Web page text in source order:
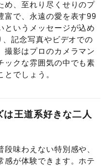
め、至れり尽くせりのプ
富で、永遠の愛を表す99
というメッセージが込め
記念写真やビデオでの
撮影はプロのカメラマン
ックな雰囲気の中でも素
でしょう。
王道系好きな二人
味わえない特別感や、
感が体験できます。ホテ